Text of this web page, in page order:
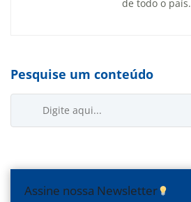
de todo o país.
Pesquise um conteúdo
Assine nossa Newsletter